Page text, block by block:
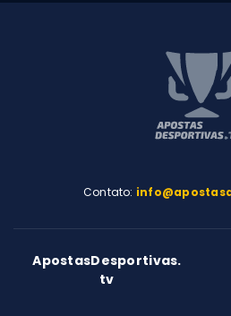
Contato:
ApostasDesportivas.
tv